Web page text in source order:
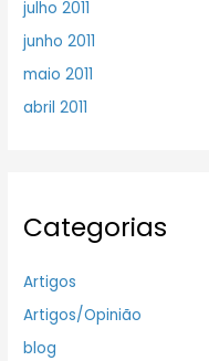
julho 2011
junho 2011
maio 2011
abril 2011
Categorias
Artigos
Artigos/Opinião
blog